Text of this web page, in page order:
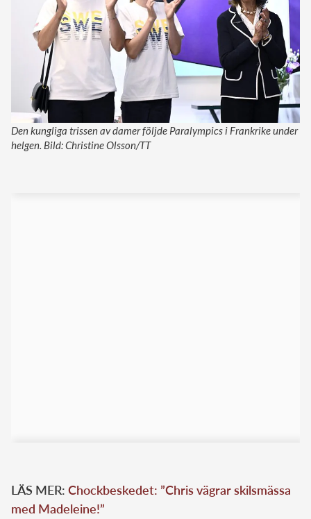
Den kungliga trissen av damer följde Paralympics i Frankrike under
helgen. Bild: Christine Olsson/TT
LÄS MER: Chockbeskedet: ”Chris vägrar skilsmässa
med Madeleine!”